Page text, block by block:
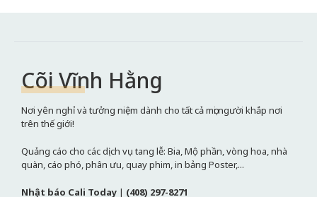
Cõi Vĩnh Hằng
Nơi yên nghỉ và tưởng niệm dành cho tất cả mọi người khắp nơi
trên thế giới!
Quảng cáo cho các dịch vụ tang lễ: Bia, Mộ phần, vòng hoa, nhà
quàn, cáo phó, phân ưu, quay phim, in bảng Poster,...
Nhật báo Cali Today | (408) 297-8271